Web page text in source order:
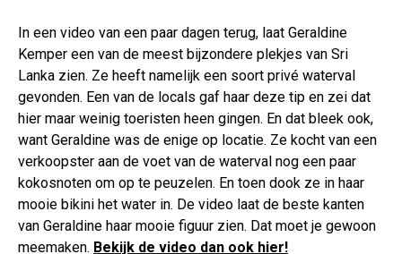
In een video van een paar dagen terug, laat Geraldine
Kemper een van de meest bijzondere plekjes van Sri
Lanka zien. Ze heeft namelijk een soort privé waterval
gevonden. Een van de locals gaf haar deze tip en zei dat
hier maar weinig toeristen heen gingen. En dat bleek ook,
want Geraldine was de enige op locatie. Ze kocht van een
verkoopster aan de voet van de waterval nog een paar
kokosnoten om op te peuzelen. En toen dook ze in haar
mooie bikini het water in. De video laat de beste kanten
van Geraldine haar mooie figuur zien. Dat moet je gewoon
meemaken. Bekijk de video dan ook hier!